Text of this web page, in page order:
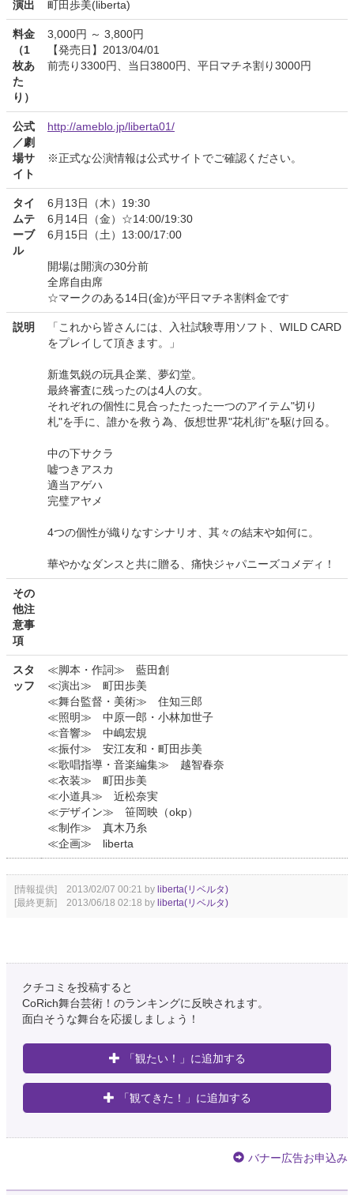
演出 町田歩美(liberta)
料金
（1
枚あ
た
り）
3,000円 ～ 3,800円
【発売日】2013/04/01
前売り3300円、当日3800円、平日マチネ割り3000円
公式
／劇
場サ
イト
http://ameblo.jp/liberta01/
※正式な公演情報は公式サイトでご確認ください。
タイ
ムテ
ーブ
ル
6月13日（木）19:30
6月14日（金）☆14:00/19:30
6月15日（土）13:00/17:00
開場は開演の30分前
全席自由席
☆マークのある14日(金)が平日マチネ割料金です
説明
「これから皆さんには、入社試験専用ソフト、WILD CARD
をプレイして頂きます。」
新進気鋭の玩具企業、夢幻堂。
最終審査に残ったのは4人の女。
それぞれの個性に見合ったたった一つのアイテム"切り
札"を手に、誰かを救う為、仮想世界"花札街"を駆け回る。
中の下サクラ
嘘つきアスカ
適当アゲハ
完璧アヤメ
4つの個性が織りなすシナリオ、其々の結末や如何に。
華やかなダンスと共に贈る、痛快ジャパニーズコメディ！
その
他注
意事
項
スタ
ッフ
≪脚本・作詞≫ 藍田創
≪演出≫ 町田歩美
≪舞台監督・美術≫ 住知三郎
≪照明≫ 中原一郎・小林加世子
≪音響≫ 中嶋宏規
≪振付≫ 安江友和・町田歩美
≪歌唱指導・音楽編集≫ 越智春奈
≪衣装≫ 町田歩美
≪小道具≫ 近松奈実
≪デザイン≫ 笹岡映（okp）
≪制作≫ 真木乃糸
≪企画≫ liberta
[情報提供] 2013/02/07 00:21 by liberta(リベルタ)
[最終更新] 2013/06/18 02:18 by liberta(リベルタ)
クチコミを投稿すると
CoRich舞台芸術！のランキングに反映されます。
面白そうな舞台を応援しましょう！
「観たい！」に追加する
「観てきた！」に追加する
バナー広告お申込み